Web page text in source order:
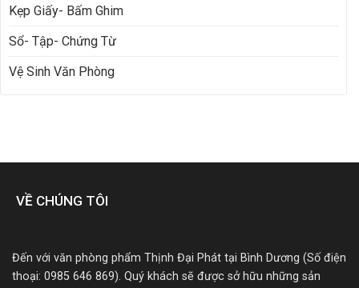
Kẹp Giấy- Bấm Ghim
Sổ- Tập- Chứng Từ
Vệ Sinh Văn Phòng
VỀ CHÚNG TÔI
Đến với văn phòng phẩm Thịnh Đại Phát tại Bình Dương (Số điện
thoại: 0985 646 869). Quý khách sẽ được sở hữu những sản